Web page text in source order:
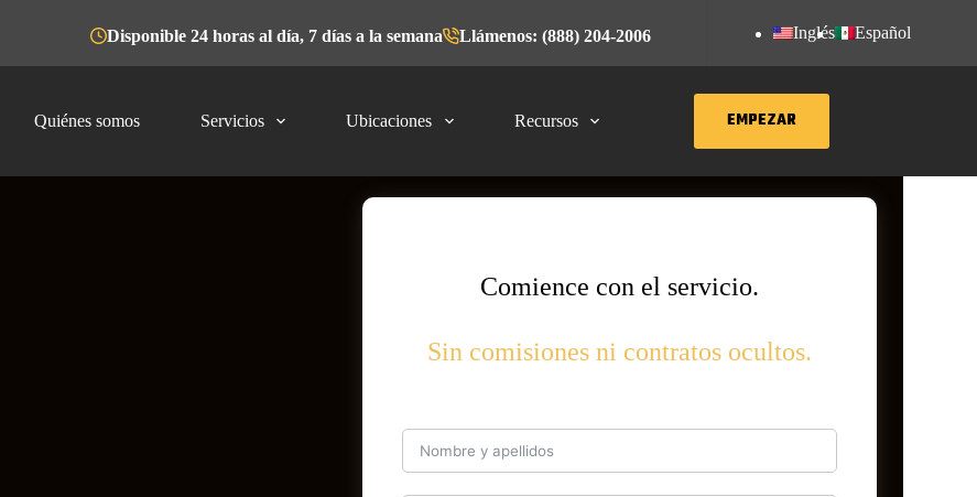
Disponible 24 horas al día, 7 días a la semana Llámenos: (888) 204-2006 Inglés Español
Quiénes somos Servicios Ubicaciones Recursos EMPEZAR
Comience con el servicio.
Sin comisiones ni contratos ocultos.